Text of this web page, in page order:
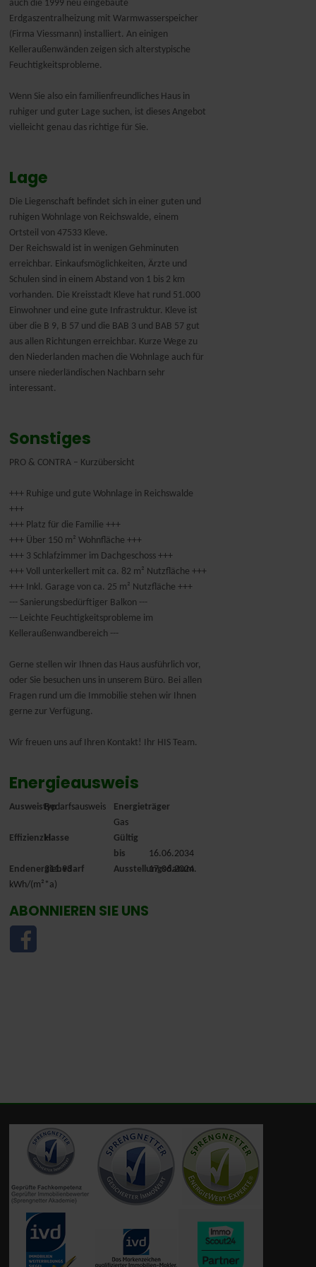
auch die 1999 neu eingebaute
Erdgaszentralheizung mit Warmwasserspeicher
(Firma Viessmann) installiert. An einigen
Kelleraußenwänden zeigen sich alterstypische
Feuchtigkeitsprobleme.
Wenn Sie also ein familienfreundliches Haus in
ruhiger und guter Lage suchen, ist dieses Angebot
vielleicht genau das richtige für Sie.
Lage
Die Liegenschaft befindet sich in einer guten und
ruhigen Wohnlage von Reichswalde, einem
Ortsteil von 47533 Kleve.
Der Reichswald ist in wenigen Gehminuten
erreichbar. Einkaufsmöglichkeiten, Ärzte und
Schulen sind in einem Abstand von 1 bis 2 km
vorhanden. Die Kreisstadt Kleve hat rund 51.000
Einwohner und eine gute Infrastruktur. Kleve ist
über die B 9, B 57 und die BAB 3 und BAB 57 gut
aus allen Richtungen erreichbar. Kurze Wege zu
den Niederlanden machen die Wohnlage auch für
unsere niederländischen Nachbarn sehr
interessant.
Sonstiges
PRO & CONTRA – Kurzübersicht
+++ Ruhige und gute Wohnlage in Reichswalde
+++
+++ Platz für die Familie +++
+++ Über 150 m² Wohnfläche +++
+++ 3 Schlafzimmer im Dachgeschoss +++
+++ Voll unterkellert mit ca. 82 m² Nutzfläche +++
+++ Inkl. Garage von ca. 25 m² Nutzfläche +++
--- Sanierungsbedürftiger Balkon ---
--- Leichte Feuchtigkeitsprobleme im
Kelleraußenwandbereich ---
Gerne stellen wir Ihnen das Haus ausführlich vor,
oder Sie besuchen uns in unserem Büro. Bei allen
Fragen rund um die Immobilie stehen wir Ihnen
gerne zur Verfügung.
Wir freuen uns auf Ihren Kontakt! Ihr HIS Team.
Energieausweis
AusweistypBedarfsausweis
Energieträger
Gas
Effizienzklasse
H
Gültig
bis
16.06.2034
Endenergiebedarf
311.93
kWh/(m²*a)
Ausstellungsdatum
17.06.2024.
ABONNIEREN SIE UNS